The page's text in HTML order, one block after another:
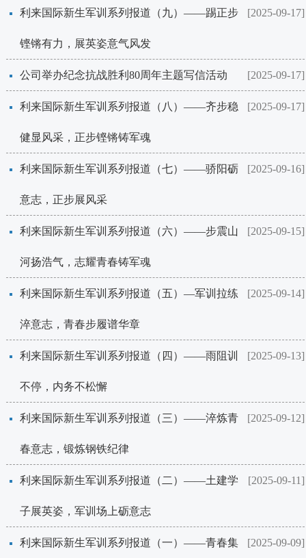
[2025-09-17]
​利来国际新生军训系列报道（九）——踢正步
铿锵有力，展英姿意气风发
[2025-09-17]
​公司举办纪念抗战胜利80周年主题写信活动
[2025-09-17]
​利来国际新生军训系列报道（八）——齐步稳
健显风采，正步铿锵铸军魂
[2025-09-16]
​利来国际新生军训系列报道（七）——骄阳砺
意志，正步展风采
[2025-09-15]
​利来国际新生军训系列报道（六）——步震山
河扬浩气，志耀青春铸军魂
[2025-09-14]
​利来国际新生军训系列报道（五）—军训拉练
淬意志，青春步履谱华章
[2025-09-13]
​利来国际新生军训系列报道（四）——雨阻训
不停，内务不松懈
[2025-09-12]
​利来国际新生军训系列报道（三）——淬炼青
春意志，锻炼钢铁纪律
[2025-09-11]
​利来国际新生军训系列报道（二）——土建学
子展英姿，军训场上砺意志
[2025-09-09]
​利来国际新生军训系列报道（一）——青春集